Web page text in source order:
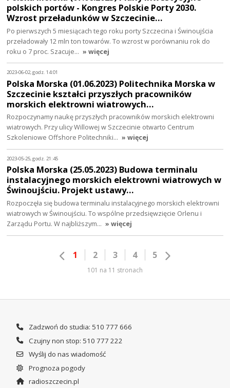
polskich portów - Kongres Polskie Porty 2030.
Wzrost przeładunków w Szczecinie…
Po pierwszych 5 miesiącach tego roku porty Szczecina i Świnoujścia
przeładowały 12 mln ton towarów. To wzrost w porównaniu rok do
roku o 7 proc. Szacuje… » więcej
2023-06-02, godz. 14:01
Polska Morska (01.06.2023) Politechnika Morska w
Szczecinie kształci przyszłych pracowników
morskich elektrowni wiatrowych…
Rozpoczynamy naukę przyszłych pracowników morskich elektrowni
wiatrowych. Przy ulicy Willowej w Szczecinie otwarto Centrum
Szkoleniowe Offshore Politechniki… » więcej
2023-05-25, godz. 21:45
Polska Morska (25.05.2023) Budowa terminalu
instalacyjnego morskich elektrowni wiatrowych w
Świnoujściu. Projekt ustawy…
Rozpoczęła się budowa terminalu instalacyjnego morskich elektrowni
wiatrowych w Świnoujściu. To wspólne przedsięwzięcie Orlenu i
Zarządu Portu. W najbliższym… » więcej
1 2 3 4 5
101 na 11 stronach
Zadzwoń do studia: 510 777 666
Czujny non stop: 510 777 222
Wyślij do nas wiadomość
Prognoza pogody
radioszczecin.pl